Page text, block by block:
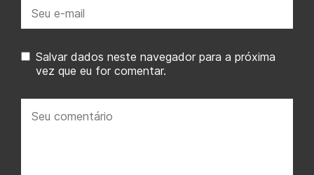
mail:
Salvar dados neste navegador para a próxima
vez que eu for comentar.
comentário: